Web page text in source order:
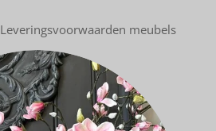
Leveringsvoorwaarden meubels